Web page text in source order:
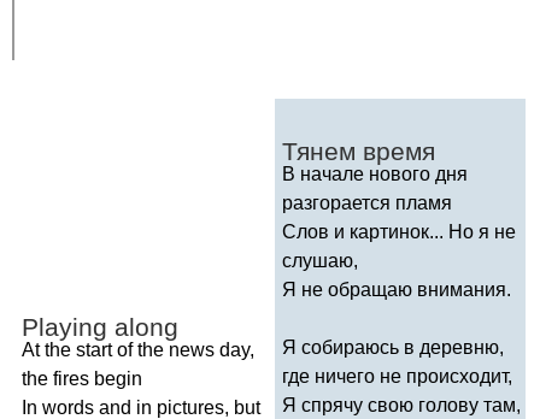
Playing along
At the start of the news day,
the fires begin
In words and in pictures, but
Тянем время
В начале нового дня
разгорается пламя
Слов и картинок... Но я не
слушаю,
Я не обращаю внимания.
Я собираюсь в деревню,
где ничего не происходит,
Я спрячу свою голову там,